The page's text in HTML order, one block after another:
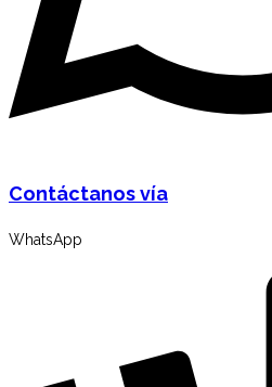
Contáctanos vía
WhatsApp